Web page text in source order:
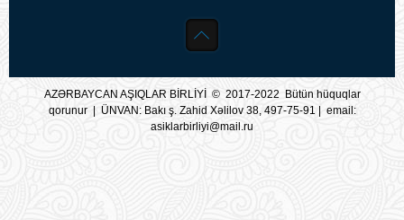
AZƏRBAYCAN AŞIQLAR BİRLİYİ © 2017-2022 Bütün hüquqlar
qorunur | ÜNVAN: Bakı ş. Zahid Xəlilov 38, 497-75-91 | email:
asiklarbirliyi@mail.ru